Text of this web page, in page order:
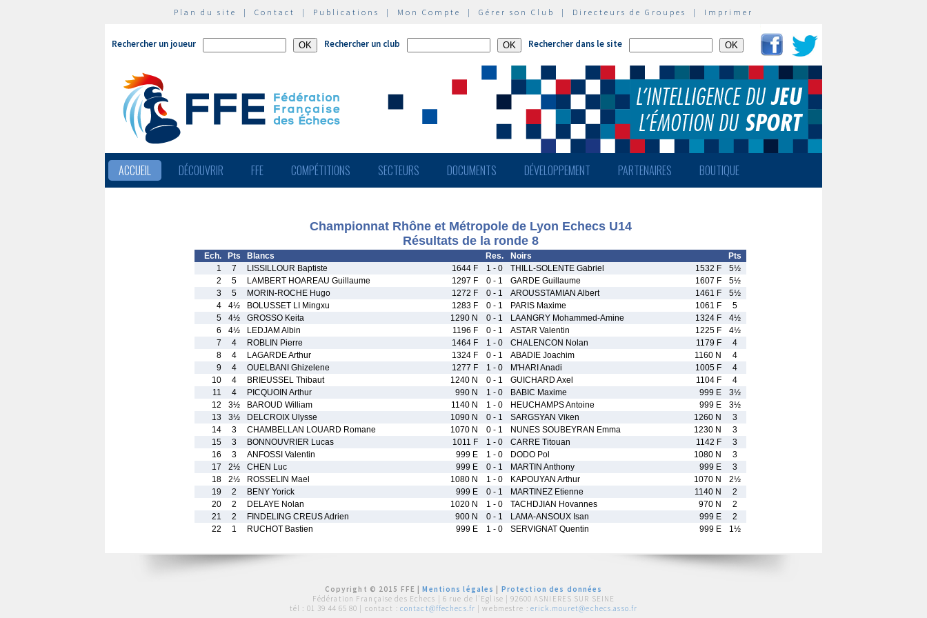
Plan du site | Contact | Publications | Mon Compte | Gérer son Club | Directeurs de Groupes | Imprimer
Rechercher un joueur Rechercher un club Rechercher dans le site
ACCUEIL DÉCOUVRIR FFE COMPÉTITIONS SECTEURS DOCUMENTS DÉVELOPPEMENT PARTENAIRES BOUTIQUE
Championnat Rhône et Métropole de Lyon Echecs U14
Résultats de la ronde 8
Ech. Pts Blancs Res. Noirs
Pts
1
7 LISSILLOUR Baptiste 1644 F 1 - 0 THILL-SOLENTE Gabriel 1532 F
5½
2
5 LAMBERT HOAREAU Guillaume 1297 F 0 - 1 GARDE Guillaume 1607 F
5½
3
5 MORIN-ROCHE Hugo 1272 F 0 - 1 AROUSSTAMIAN Albert 1461 F
5½
4
4½ BOLUSSET LI Mingxu 1283 F 0 - 1 PARIS Maxime 1061 F
5
5
4½ GROSSO Keita 1290 N 0 - 1 LAANGRY Mohammed-Amine 1324 F
4½
6
4½ LEDJAM Albin 1196 F 0 - 1 ASTAR Valentin 1225 F
4½
7
4 ROBLIN Pierre 1464 F 1 - 0 CHALENCON Nolan 1179 F
4
8
4 LAGARDE Arthur 1324 F 0 - 1 ABADIE Joachim 1160 N
4
9
4 OUELBANI Ghizelene 1277 F 1 - 0 M'HARI Anadi 1005 F
4
10
4 BRIEUSSEL Thibaut 1240 N 0 - 1 GUICHARD Axel 1104 F
4
11
4 PICQUOIN Arthur 990 N 1 - 0 BABIC Maxime 999 E
3½
12
3½ BAROUD William 1140 N 1 - 0 HEUCHAMPS Antoine 999 E
3½
13
3½ DELCROIX Ulysse 1090 N 0 - 1 SARGSYAN Viken 1260 N
3
14
3 CHAMBELLAN LOUARD Romane 1070 N 0 - 1 NUNES SOUBEYRAN Emma 1230 N
3
15
3 BONNOUVRIER Lucas 1011 F 1 - 0 CARRE Titouan 1142 F
3
16
3 ANFOSSI Valentin 999 E 1 - 0 DODO Pol 1080 N
3
17
2½ CHEN Luc 999 E 0 - 1 MARTIN Anthony 999 E
3
18
2½ ROSSELIN Mael 1080 N 1 - 0 KAPOUYAN Arthur 1070 N
2½
19
2 BENY Yorick 999 E 0 - 1 MARTINEZ Etienne 1140 N
2
20
2 DELAYE Nolan 1020 N 1 - 0 TACHDJIAN Hovannes 970 N
2
21
2 FINDELING CREUS Adrien 900 N 0 - 1 LAMA-ANSOUX Isan 999 E
2
22
1 RUCHOT Bastien 999 E 1 - 0 SERVIGNAT Quentin 999 E 1½
Copyright © 2015 FFE |Mentions légales
Protection des données
Fédération Française des Echecs | 6 rue de l'Eglise | 92600 ASNIERES SUR SEINE
tél : 01 39 44 65 80 | contact : contact@ffechecs.fr | webmestre : erick.mouret@echecs.asso.fr